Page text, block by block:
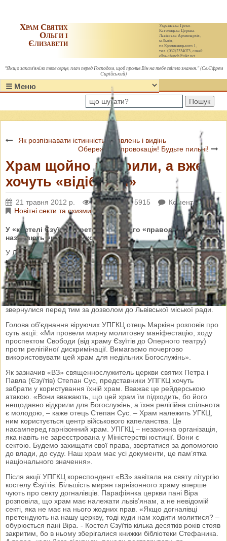
Українська Греко-
Католицька Церква.
Львівська Архиєпархія,
м.Львів,
пл.Кропивницького 1,
тел. (032)2334073, email:
olha-church@ukr.net
Храм Святих
Ольги і
Єлизавети
"Якщо закам'яніло твоє серце, плач перед Господом, щоб пролив Він на тебе світло знання." (Св.Єфрем
Сирійський)
Пошук
Як розпізнавати істинність об’явлень і видінь
Обережно – провокація! Будьте пильні!
Храм щойно відкрили, а вже
хочуть «відібрати»
21 травня 2012 р. Переглядів: 5915
Коментарі: 0
Новітні секти та схизми
У «костелі Єзуїтів» претензії на нього «правовірних»
називають «рейдерською атакою».
У Львові назріває релігійний конфлікт. Вірні Української
правовірної греко-католицької церкви (в народі цю парафію
називають сектою догналівців, або угрупованням підгорецьких
монахів) хочуть, аби їхні літургії відбувалися у храмі святих
апостолів Петра і Павла (костелі Єзуїтів).У неділю, 20 травня,
кількасот представників УПГКЦ зібралися біля храму, тримали в
руках транспаранти, читали молитви. Акцію провели законно –
звернулися перед тим за дозволом до Львівської міської ради.
Голова об’єднання віруючих УПГКЦ отець Маркіян розповів про
суть акції: «Ми провели мирну молитовну маніфестацію, ходу
проспектом Свободи (від храму Єзуїтів до Оперного театру)
проти релігійної дискримінації. Вимагаємо почергово
використовувати цей храм для недільних Богослужінь».
Як зазначив «ВЗ» священнослужитель церкви святих Петра і
Павла (Єзуїтів) Степан Сус, представники УПГКЦ хочуть
забрати у користування їхній храм. Вважає це рейдерською
атакою. «Вони вважають, що цей храм їм підходить, бо його
нещодавно відкрили для Богослужінь, а їхня релігійна спільнота
є молодою, – каже отець Степан Сус. – Храм належить УГКЦ,
ним користується центр військового капеланства. Це
насамперед гарнізонний храм. УПГКЦ – незаконна організація,
яка навіть не зареєстрована у Міністерстві юстиції. Вони є
сектою. Будемо захищати свої права, звертатися за допомогою
до влади, до суду. Наш храм має усі документи, це пам’ятка
національного значення».
Після акції УПГКЦ кореспондент «ВЗ» завітала на святу літургію
костелу Єзуїтів. Більшість мирян гарнізонного храму вперше
чують про секту догналівців. Парафіянка церкви пані Віра
розповіла, що храм має належати львів’янам, а не невідомій
секті, яка не має на нього жодних прав. «Якщо догналівці
претендують на нашу церкву, тоді куди нам ходити молитися? –
обурюється пані Віра. - Костел Єзуїтів кілька десятків років стояв
закритим, бо в ньому зберігалися книжки бібліотеки Стефаника.